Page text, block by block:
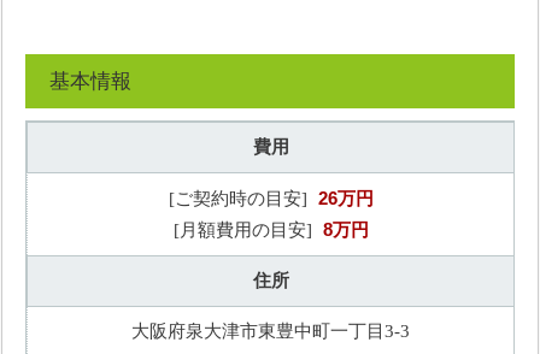
基本情報
費用
[ご契約時の目安] 26万円
[月額費用の目安] 8万円
住所
大阪府泉大津市東豊中町一丁目3-3